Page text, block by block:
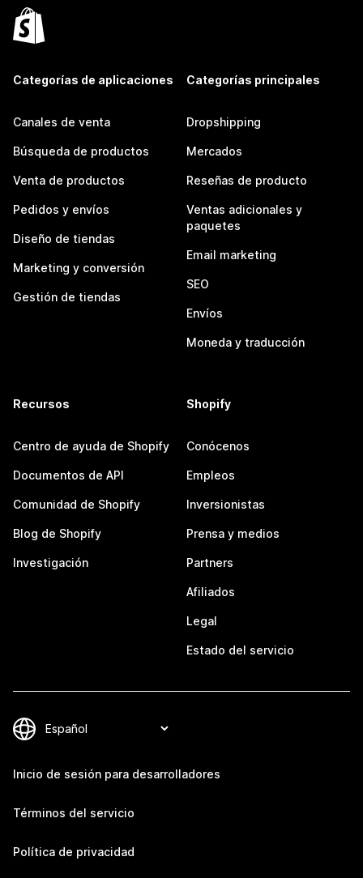
Categorías de aplicaciones
Canales de venta
Búsqueda de productos
Venta de productos
Pedidos y envíos
Diseño de tiendas
Marketing y conversión
Gestión de tiendas
Categorías principales
Dropshipping
Mercados
Reseñas de producto
Ventas adicionales y
paquetes
Email marketing
SEO
Envíos
Moneda y traducción
Recursos
Centro de ayuda de Shopify
Documentos de API
Comunidad de Shopify
Blog de Shopify
Investigación
Shopify
Conócenos
Empleos
Inversionistas
Prensa y medios
Partners
Afiliados
Legal
Estado del servicio
Inicio de sesión para desarrolladores
Términos del servicio
Política de privacidad